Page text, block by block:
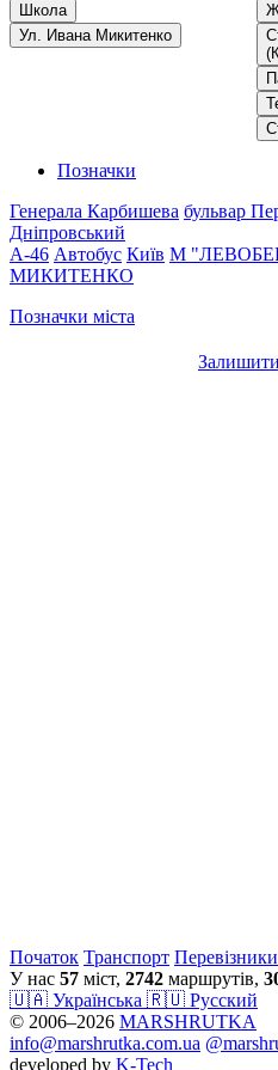
Школа
Ул. Ивана Микитенко
Позначки
Генерала Карбишева бульвар
Дніпровський
A-46 Автобус Київ М
МИКИТЕНКО
Позначки міста
Початок Транспорт Перевiзники
У нас 57 міст, 2742 маршрутів,
🇺🇦 Українська 🇷🇺 Русский
© 2006–2026 MARSHRUTKA
info@marshrutka.com.ua
developed by K-Tech